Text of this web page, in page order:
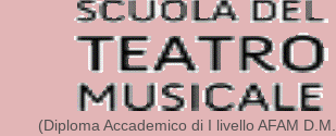
(Diploma Accademico di I livello AFAM D.M.